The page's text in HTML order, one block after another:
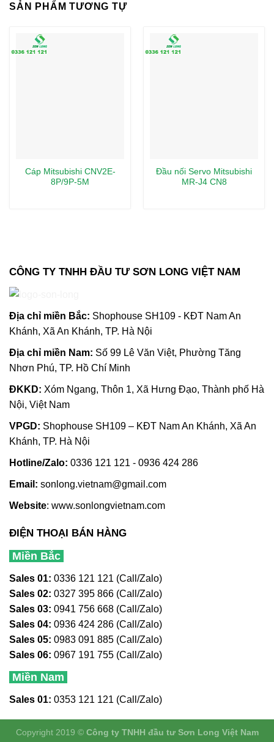
SẢN PHẨM TƯƠNG TỰ
Cáp Mitsubishi CNV2E-
8P/9P-5M
Đầu nối Servo Mitsubishi
MR-J4 CN8
CÔNG TY TNHH ĐẦU TƯ SƠN LONG VIỆT NAM
Địa chỉ miền Bắc: Shophouse SH109 - KĐT Nam An
Khánh, Xã An Khánh, TP. Hà Nội
Địa chỉ miền Nam: Số 99 Lê Văn Việt, Phường Tăng
Nhơn Phú, TP. Hồ Chí Minh
ĐKKD: Xóm Ngang, Thôn 1, Xã Hưng Đạo, Thành phố Hà
Nội, Việt Nam
VPGD: Shophouse SH109 – KĐT Nam An Khánh, Xã An
Khánh, TP. Hà Nội
Hotline/Zalo: 0336 121 121 - 0936 424 286
Email: sonlong.vietnam@gmail.com
Website: www.sonlongvietnam.com
ĐIỆN THOẠI BÁN HÀNG
Miền Bắc
Sales 01: 0336 121 121 (Call/Zalo)
Sales 02: 0327 395 866 (Call/Zalo)
Sales 03: 0941 756 668 (Call/Zalo)
Sales 04: 0936 424 286 (Call/Zalo)
Sales 05: 0983 091 885 (Call/Zalo)
Sales 06: 0967 191 755 (Call/Zalo)
Miền Nam
Sales 01: 0353 121 121 (Call/Zalo)
Copyright 2019 © Công ty TNHH đầu tư Sơn Long Việt Nam